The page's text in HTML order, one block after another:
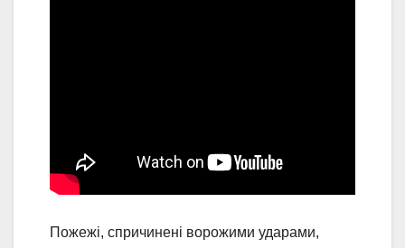
Пожежі, спричинені ворожими ударами,